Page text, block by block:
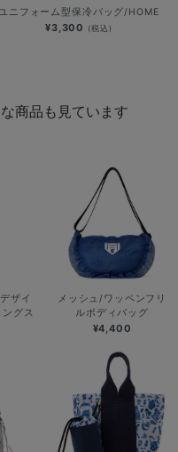
ニフォーム型保冷バッグ/HOME
¥3,300 (税込)
商品も見ています
ザイ
グス
メッシュ/ワッペンフリ
ルボディバッグ
¥4,400